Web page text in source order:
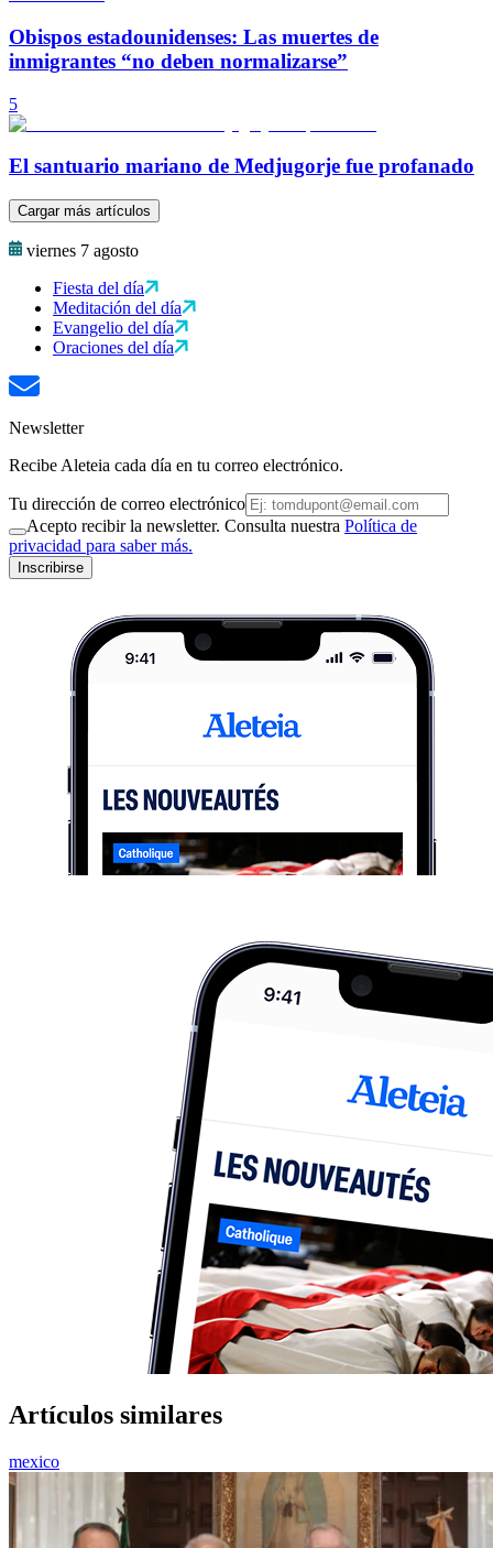
Obispos estadounidenses: Las muertes de
inmigrantes “no deben normalizarse”
5
El santuario mariano de Medjugorje fue profanado
Cargar más artículos
viernes 7 agosto
Fiesta del día
Meditación del día
Evangelio del día
Oraciones del día
Newsletter
Recibe Aleteia cada día en tu correo electrónico.
Tu dirección de correo electrónico
Acepto recibir la newsletter. Consulta nuestra Política de
privacidad para saber más.
Inscribirse
Artículos similares
mexico